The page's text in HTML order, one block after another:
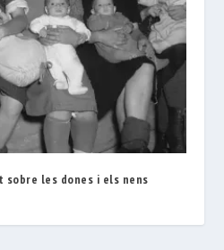
sobre les dones i els nens